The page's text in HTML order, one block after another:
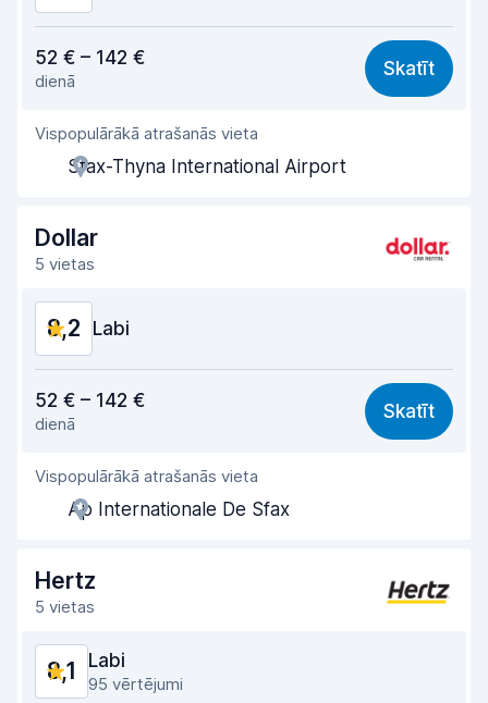
8,1
Viegli atrast 8,2
Aģentu atbalsts
Saņemšanas ātrums
Nodošanas ātrums
Automašīnas stāvoklis
52 € – 142 €
dienā
Skatīt
Vispopulārākā atrašanās vieta
Sfax-Thyna International Airport
Dollar
5 vietas
8,2 Labi
8,1
Viegli atrast 8,2
Aģentu atbalsts
Saņemšanas ātrums
Nodošanas ātrums 8,2
Automašīnas stāvoklis
52 € – 142 €
dienā
Skatīt
Vispopulārākā atrašanās vieta
Ap Internationale De Sfax
Hertz
5 vietas
8,1 Labi
95 vērtējumi